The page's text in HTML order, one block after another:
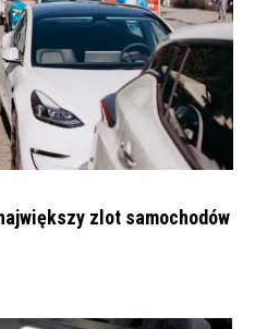
zlot samochodów